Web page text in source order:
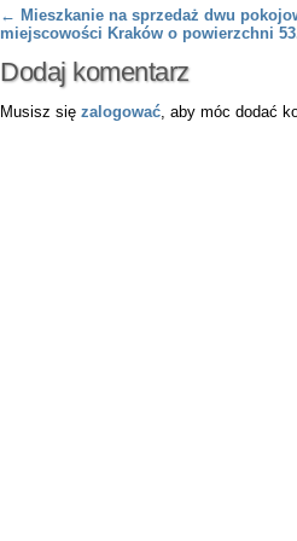
Post navigation
← Mieszkanie na sprzedaż dwu
miejscowości Kraków o powierzchni
Dodaj komentarz
Musisz się zalogować, aby móc dodać